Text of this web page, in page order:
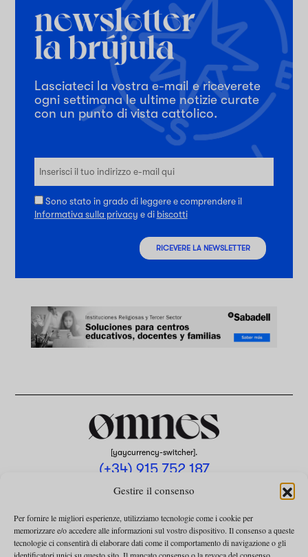
Gestire il consenso
Per fornire le migliori esperienze, utilizziamo tecnologie come i cookie per
memorizzare e/o accedere alle informazioni sul vostro dispositivo. Il consenso a queste
tecnologie ci consentirà di elaborare dati come il comportamento di navigazione o gli
Lasciateci la vostra e-mail e riceverete
ogni settimana le ultime notizie curate
con un punto di vista cattolico.
Sono stato in grado di leggere e comprendere il
Informativa sulla privacy e di biscotti
RICEVERE LA NEWSLETTER
[yaycurrency-switcher].
(+34) 915 752 187
omnes@omnesmag.com